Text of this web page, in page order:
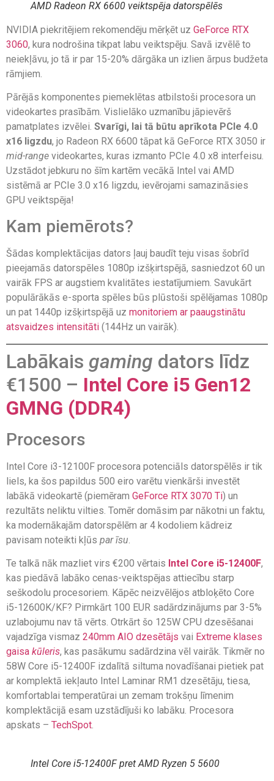
AMD Radeon RX 6600 veiktspēja datorspēlēs
NVIDIA piekritējiem rekomendēju mērķēt uz GeForce RTX
3060, kura nodrošina tikpat labu veiktspēju. Savā izvēlē to
neiekļāvu, jo tā ir par 15-20% dārgāka un izlien ārpus budžeta
rāmjiem.
Pārējās komponentes piemeklētas atbilstoši procesora un
videokartes prasībām. Vislielāko uzmanību jāpievērš
pamatplates izvēlei. Svarīgi, lai tā būtu aprīkota PCIe 4.0
x16 ligzdu, jo Radeon RX 6600 tāpat kā GeForce RTX 3050 ir
mid-range videokartes, kuras izmanto PCIe 4.0 x8 interfeisu.
Uzstādot jebkuru no šīm kartēm vecākā Intel vai AMD
sistēmā ar PCIe 3.0 x16 ligzdu, ievērojami samazināsies
GPU veiktspēja!
Kam piemērots?
Šādas komplektācijas dators ļauj baudīt teju visas šobrīd
pieejamās datorspēles 1080p izšķirtspējā, sasniedzot 60 un
vairāk FPS ar augstiem kvalitātes iestatījumiem. Savukārt
populārākās e-sporta spēles būs plūstoši spēlējamas 1080p
un pat 1440p izšķirtspējā uz monitoriem ar paaugstinātu
atsvaidzes intensitāti (144Hz un vairāk).
Labākais gaming dators līdz
€1500 – Intel Core i5 Gen12
GMNG (DDR4)
Procesors
Intel Core i3-12100F procesora potenciāls datorspēlēs ir tik
liels, ka šos papildus 500 eiro varētu vienkārši investēt
labākā videokartē (piemēram GeForce RTX 3070 Ti) un
rezultāts neliktu vilties. Tomēr domāsim par nākotni un faktu,
ka modernākajām datorspēlēm ar 4 kodoliem kādreiz
pavisam noteikti kļūs par īsu.
Te talkā nāk mazliet virs €200 vērtais Intel Core i5-12400F,
kas piedāvā labāko cenas-veiktspējas attiecību starp
seškodolu procesoriem. Kāpēc neizvēlējos atbloķēto Core
i5-12600K/KF? Pirmkārt 100 EUR sadārdzinājums par 3-5%
uzlabojumu nav tā vērts. Otrkārt šo 125W CPU dzesēšanai
vajadzīga vismaz 240mm AIO dzesētājs vai Extreme klases
gaisa kūleris, kas pasākumu sadārdzina vēl vairāk. Tikmēr no
58W Core i5-12400F izdalītā siltuma novadīšanai pietiek pat
ar komplektā iekļauto Intel Laminar RM1 dzesētāju, tiesa,
komfortablai temperatūrai un zemam trokšņu līmenim
komplektācijā esam uzstādījuši ko labāku. Procesora
apskats – TechSpot.
Intel Core i5-12400F pret AMD Ryzen 5 5600